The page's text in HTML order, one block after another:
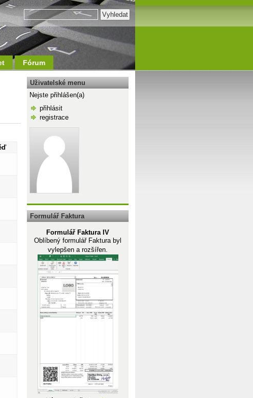
Fórum
Uživatelské menu
Nejste přihlášen(a)
přihlásit
registrace
Formulář Faktura
Formulář Faktura IV
Oblíbený formulář Faktura byl
vylepšen a rozšířen.